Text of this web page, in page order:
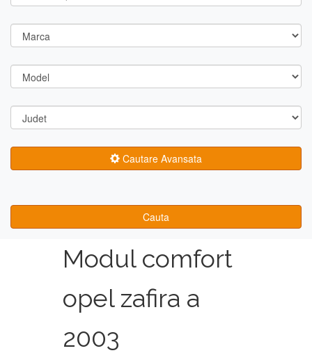
Cautare Avansata
Cauta
Modul comfort
opel zafira a
2003